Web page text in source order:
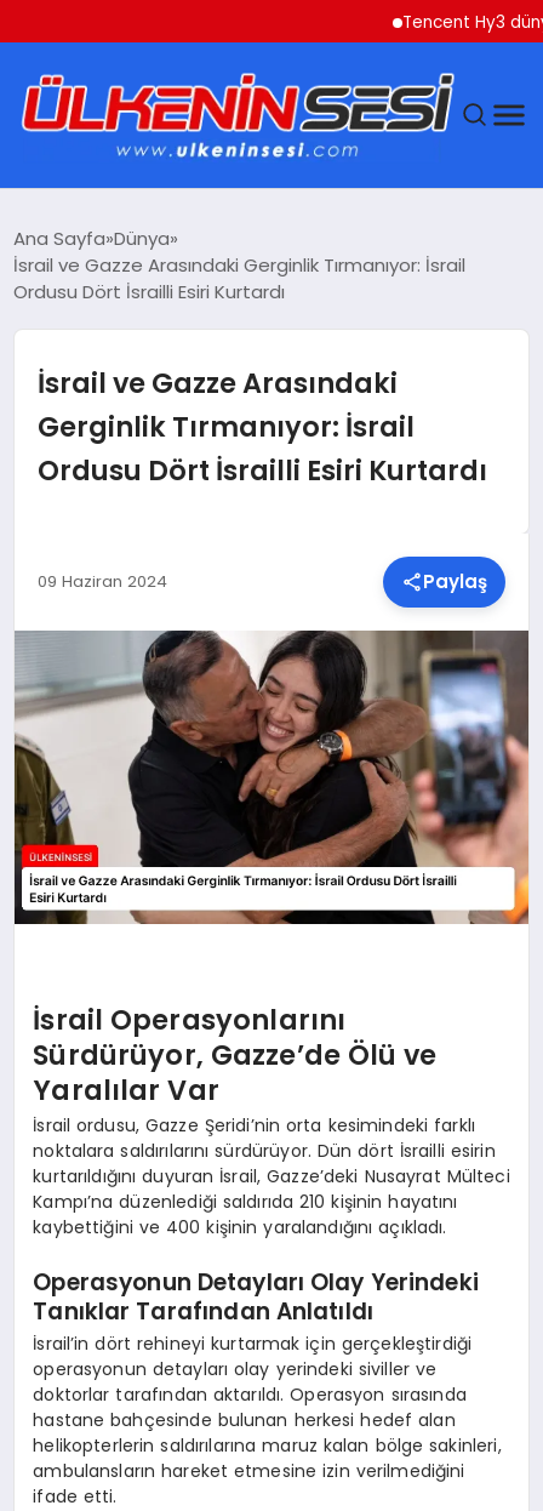
Tencent Hy3 dünya
EKONOMI
SAĞLIK
YAŞAM
MALATYA HABERLERI
Ana Sayfa Dünya
İsrail ve Gazze Arasındaki Gerginlik Tırmanıyor: İsrail
Ordusu Dört İsrailli Esiri Kurtardı
İsrail ve Gazze Arasındaki
Gerginlik Tırmanıyor: İsrail
Ordusu Dört İsrailli Esiri Kurtardı
09 Haziran 2024 Paylaş
İsrail Operasyonlarını
Sürdürüyor, Gazze’de Ölü ve
Yaralılar Var
İsrail ordusu, Gazze Şeridi’nin orta kesimindeki farklı
noktalara saldırılarını sürdürüyor. Dün dört İsrailli esirin
kurtarıldığını duyuran İsrail, Gazze’deki Nusayrat Mülteci
Kampı’na düzenlediği saldırıda 210 kişinin hayatını
kaybettiğini ve 400 kişinin yaralandığını açıkladı.
Operasyonun Detayları Olay Yerindeki
Tanıklar Tarafından Anlatıldı
İsrail’in dört rehineyi kurtarmak için gerçekleştirdiği
operasyonun detayları olay yerindeki siviller ve
doktorlar tarafından aktarıldı. Operasyon sırasında
hastane bahçesinde bulunan herkesi hedef alan
helikopterlerin saldırılarına maruz kalan bölge sakinleri,
ambulansların hareket etmesine izin verilmediğini
ifade etti.